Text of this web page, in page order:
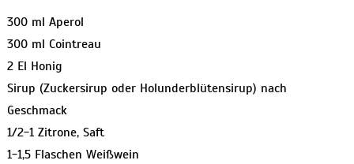
300 ml Aperol
300 ml Cointreau
2 El Honig
Sirup (Zuckersirup oder Holunderblütensirup) nach
Geschmack
1/2-1 Zitrone, Saft
1-1,5 Flaschen Weißwein